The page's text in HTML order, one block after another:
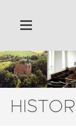
Home
Algemeen
Historie